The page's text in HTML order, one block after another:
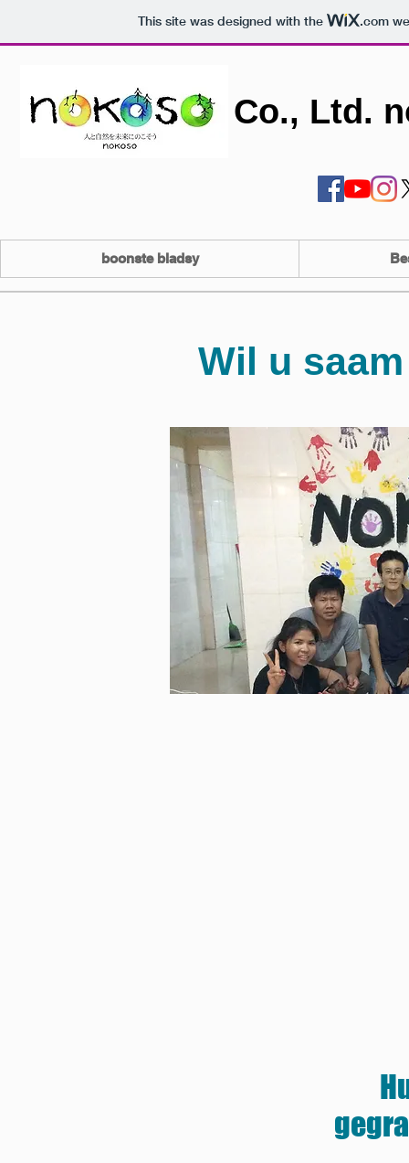
This site was designed with the .com
Co., Ltd.
boonste bladsy
Wil u